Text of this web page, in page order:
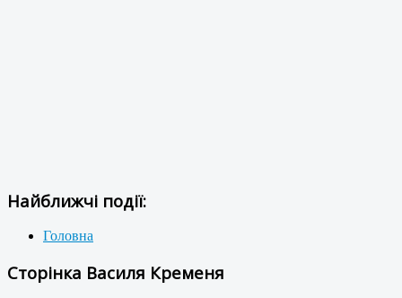
Найближчі події:
Головна
Сторінка Василя Кременя